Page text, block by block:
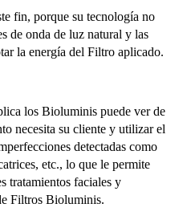
fin, porque su tecnología no
de onda de luz natural y las
la energía del Filtro aplicado.
los Bioluminis puede ver de
necesita su cliente y utilizar el
detectadas como
etc., lo que le permite
tratamientos faciales y
Filtros Bioluminis.